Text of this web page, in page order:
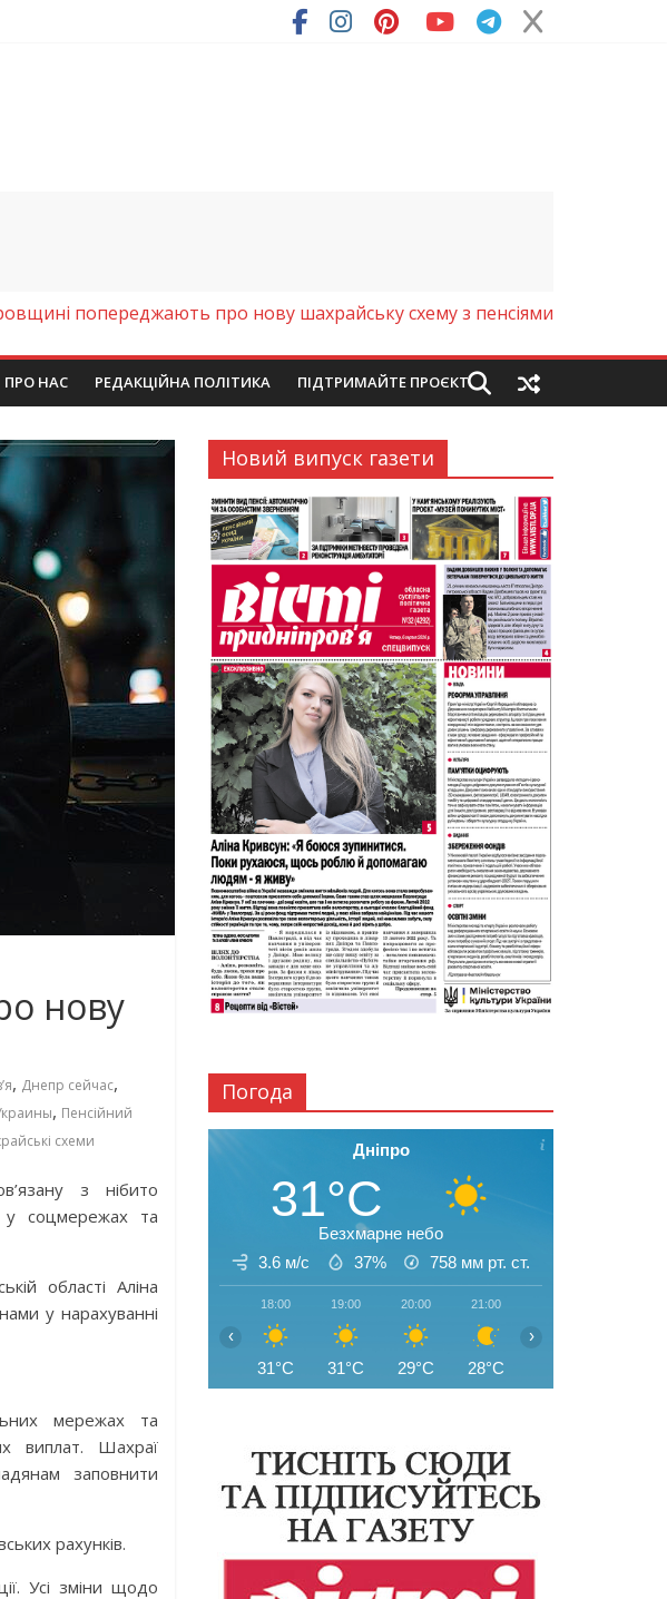
монастиря (Фото)
попереджають про нову шахрайську схему з пенсіями
ПРО НАС РЕДАКЦІЙНА ПОЛІТИКА ПІДТРИМАЙТЕ ПРОЄКТ
нову
, Днепр сейчас,
, Пенсійний
схеми
з нібито
у соцмережах та
області Аліна
у нарахуванні
мережах та
виплат. Шахраї
заповнити
рахунків.
Усі зміни щодо
Новий випуск газети
Погода
Дніпро
31°C
Безхмарне небо
3.6 м/с
37% 758 мм рт. ст.
18:00
31°C
19:00
31°C
20:00
29°C
21:00
28°C
‹ ›